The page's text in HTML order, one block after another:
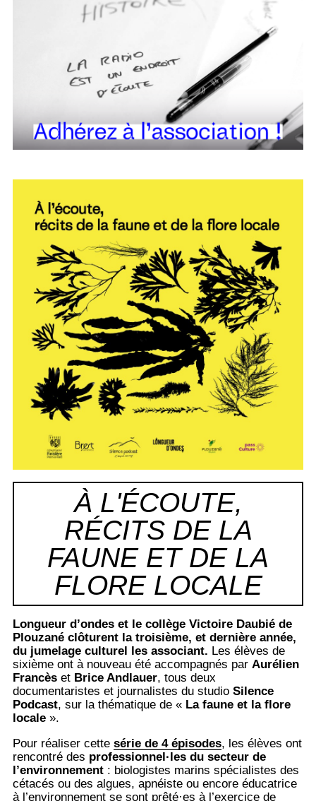
À L'ÉCOUTE,
RÉCITS DE LA
FAUNE ET DE LA
FLORE LOCALE
Longueur d’ondes et le collège Victoire Daubié de
Plouzané clôturent la troisième, et dernière année,
du jumelage culturel les associant. Les élèves de
sixième ont à nouveau été accompagnés parAurélien
Francès et Brice Andlauer, tous deux
documentaristes et journalistes du studioSilence
Podcast, sur la thématique de « La faune et la flore
locale ».
Pour réaliser cettesérie de 4 épisodes, les élèves ont
rencontré des professionnel·les du secteur de
l’environnement : biologistes marins spécialistes des
cétacés ou des algues, apnéiste ou encore éducatrice
à l’environnement se sont prêté·es à l’exercice de